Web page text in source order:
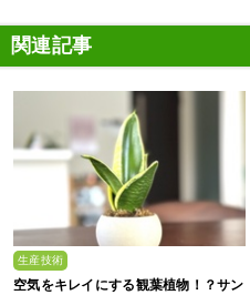
関連記事
生産技術
空気をキレイにする観葉植物！？サン